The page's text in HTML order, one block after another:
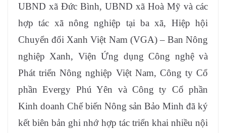
UBND xã Đức Bình, UBND xã Hoà Mỹ và các
hợp tác xã nông nghiệp tại ba xã, Hiệp hội
Chuyển đổi Xanh Việt Nam (VGA) – Ban Nông
nghiệp Xanh, Viện Ứng dụng Công nghệ và
Phát triển Nông nghiệp Việt Nam, Công ty Cổ
phần Evergy Phú Yên và Công ty Cổ phần
Kinh doanh Chế biến Nông sản Bảo Minh đã ký
kết biên bản ghi nhớ hợp tác triển khai nhiều nội